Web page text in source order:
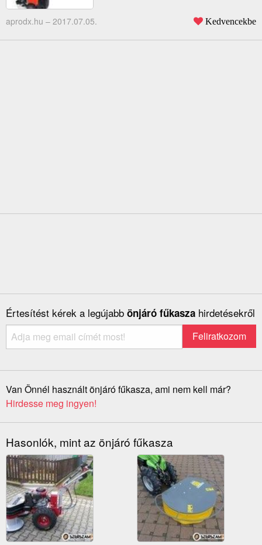
aprodx.hu – 2017.07.05. Kedvencekbe
Értesítést kérek a legújabb önjáró fűkasza hirdetésekről
Van Önnél használt önjáró fűkasza, ami nem kell már?
Hirdesse meg ingyen!
Hasonlók, mint az önjáró fűkasza